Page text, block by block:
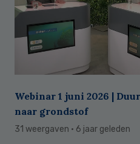
Webinar 1 juni 2026 |
naar grondstof
31 weergaven · 6 jaar geleden